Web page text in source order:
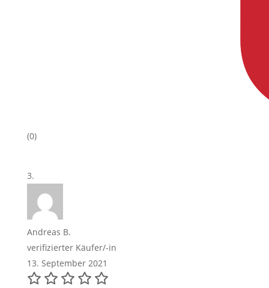
(0)
Andreas B.
verifizierter Käufer/-in
13. September 2021